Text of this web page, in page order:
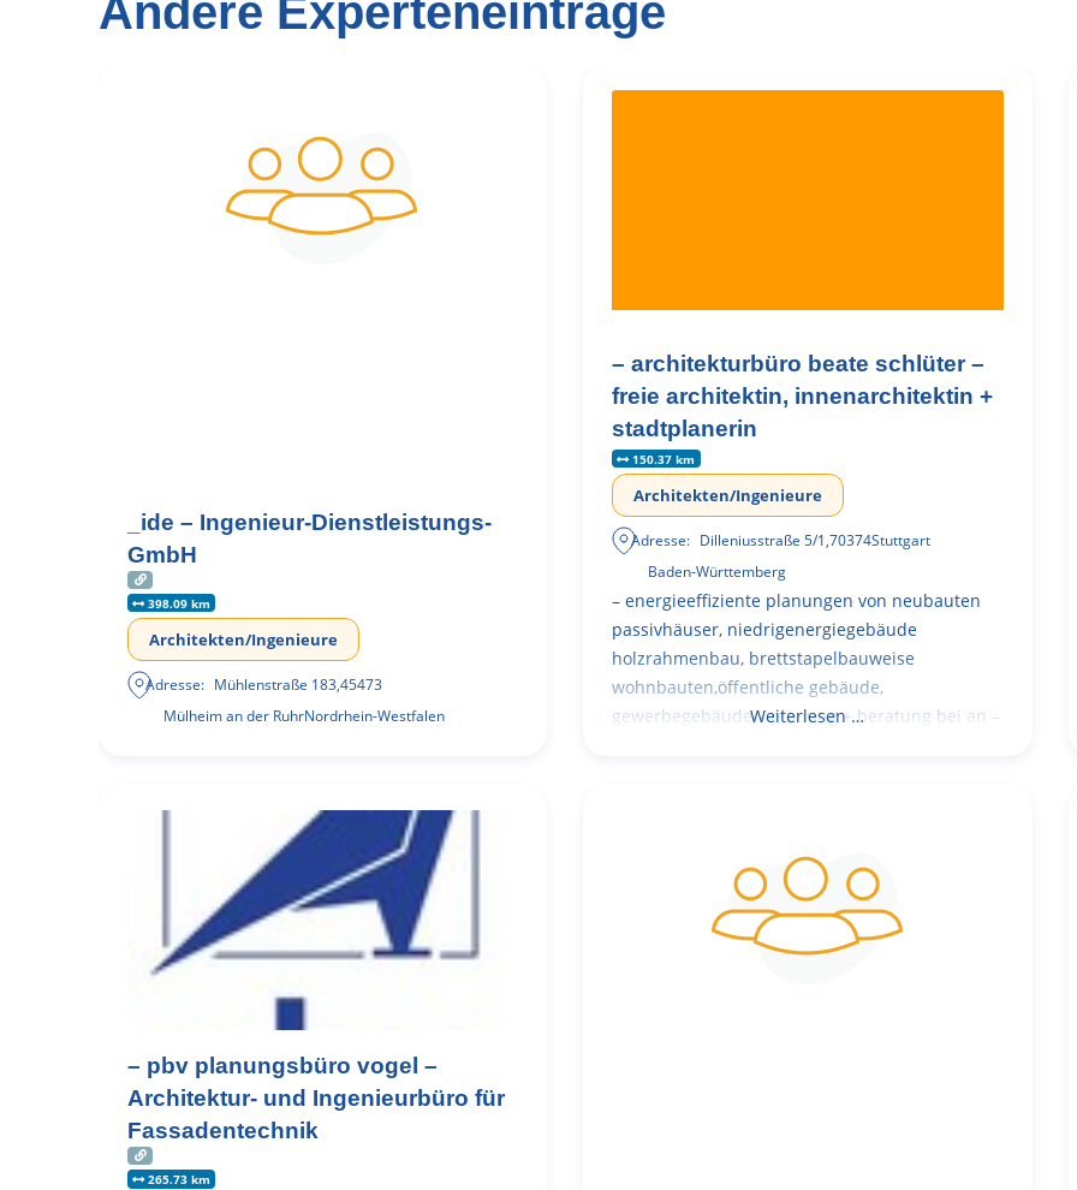
Andere Experteneinträge
_ide – Ingenieur-Dienstleistungs-
GmbH
398.09 km
Architekten/Ingenieure
Adresse: Mühlenstraße 183,45473
Mülheim an der RuhrNordrhein-Westfalen
– architekturbüro beate schlüter –
freie architektin, innenarchitektin +
stadtplanerin
150.37 km
Architekten/Ingenieure
Adresse: Dilleniusstraße 5/1,70374Stuttgart
Baden-Württemberg
– energieeffiziente planungen von neubauten
passivhäuser, niedrigenergiegebäude
holzrahmenbau, brettstapelbauweise
wohnbauten,öffentliche gebäude,
gewerbegebäude – planung + beratung bei an –
Weiterlesen …
– pbv planungsbüro vogel –
Architektur- und Ingenieurbüro für
Fassadentechnik
265.73 km